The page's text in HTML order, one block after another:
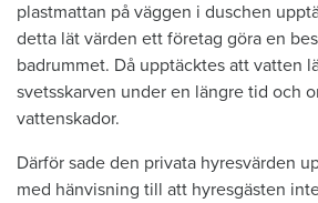
plastmattan på väggen i duschen
detta lät värden ett företag göra en
badrummet. Då upptäcktes att vatten
svetsskarven under en längre tid och
vattenskador.
Därför sade den privata hyresvärden
med hänvisning till att hyresgästen